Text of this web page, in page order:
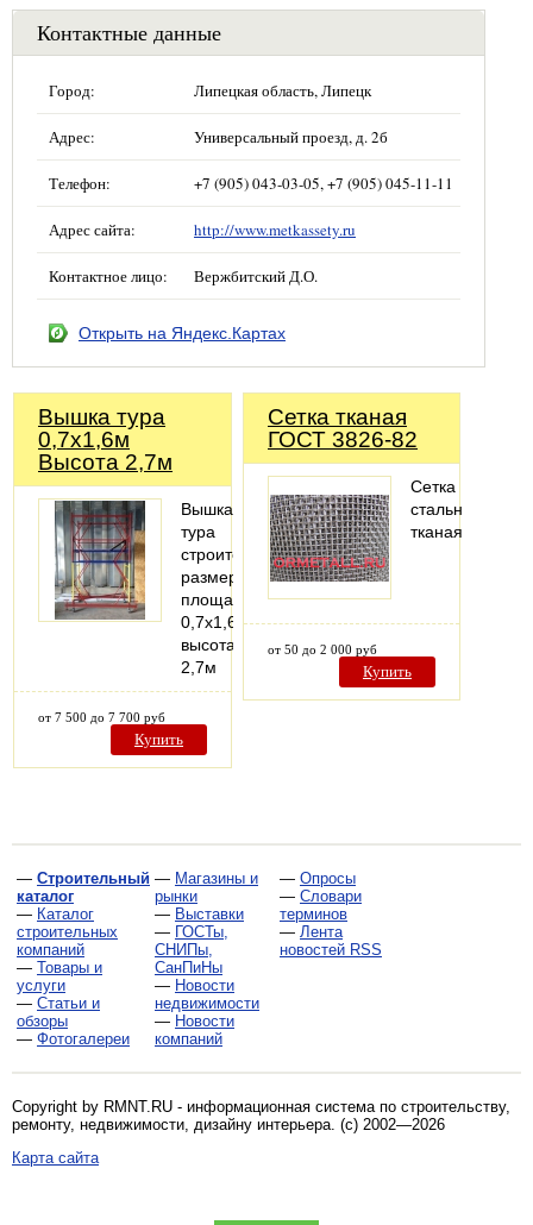
Контактные данные
Город: Липецкая область, Липецк
Адрес: Универсальный проезд, д. 2б
Телефон: +7 (905) 043-03-05, +7 (905) 045-11-11
Адрес сайта: http://www.metkassety.ru
Контактное лицо: Вержбитский Д.О.
Открыть на Яндекс.Картах
Вышка тура
0,7х1,6м
Высота 2,7м
Вышка
тура
строительная
размер
площадки
0,7х1,6м,
высота
2,7м
от 7 500 до 7 700 руб
Купить
Сетка тканая
ГОСТ 3826-82
Сетка
стальная
тканая
от 50 до 2 000 руб
Купить
— Строительный
каталог
— Каталог
строительных
компаний
— Товары и
услуги
— Статьи и
обзоры
— Фотогалереи
— Магазины и
рынки
— Выставки
— ГОСТы,
СНИПы,
СанПиНы
— Новости
недвижимости
— Новости
компаний
— Опросы
— Словари
терминов
— Лента
новостей RSS
Copyright by RMNT.RU - информационная система по строительству,
ремонту, недвижимости, дизайну интерьера. (c) 2002—2026
Карта сайта